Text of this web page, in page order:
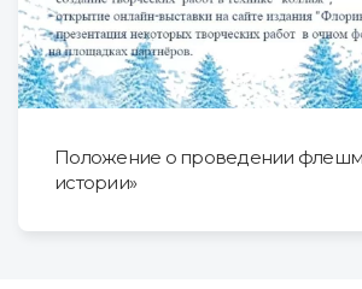
Положение о проведении
истории»